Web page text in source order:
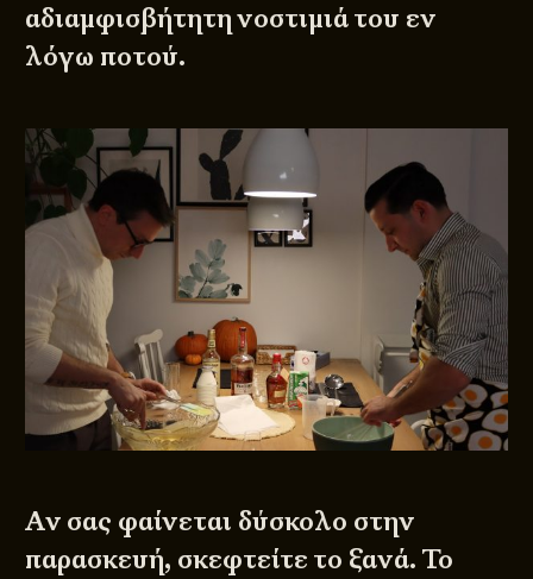
αδιαμφισβήτητη νοστιμιά του εν
λόγω ποτού.
Αν σας φαίνεται δύσκολο στην
παρασκευή, σκεφτείτε το ξανά. Το